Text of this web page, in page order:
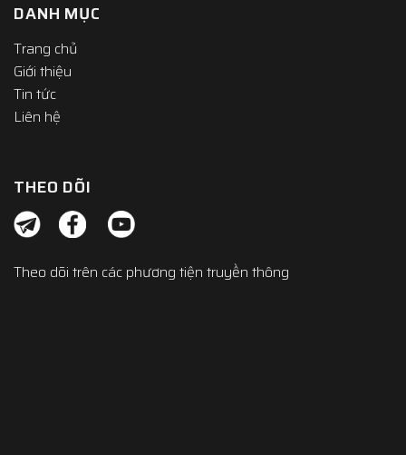
DANH MỤC
Trang chủ
Giới thiệu
Tin tức
Liên hệ
THEO DÕI
Theo dõi trên các phương tiện truyền thông